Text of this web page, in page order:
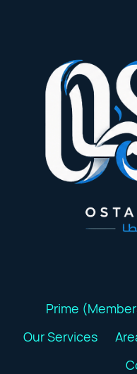
Prime
Our Services